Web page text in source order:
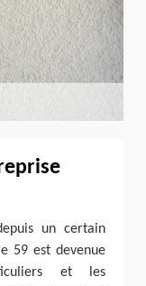
un certain
59 est devenue
et les